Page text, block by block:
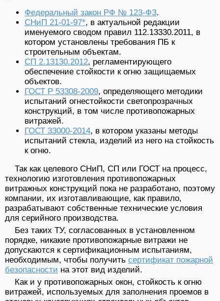
Федеральный закон РФ № 123-ФЗ.
СНиП 21-01-97*, в актуальной редакции
именуемого сводом правил 112.13330.2011, в
котором установлены требования ПБ к
строительным объектам.
СП 2.13130.2012, регламентирующего
обеспечение стойкости к огню защищаемых
объектов.
ГОСТ Р 53308-2009, определяющего методики
испытаний огнестойкости светопрозрачных
конструкций, в том числе противопожарных
витражей.
ГОСТ 33000-2014, в котором указаны методы
испытаний стекла, изделий из него на стойкость
к огню.
Так как целевого СНиП, СП или ГОСТ на процесс,
технологию изготовления противопожарных
витражных конструкций пока не разработано, поэтому
компании, их изготавливающие, как правило,
разрабатывают собственные технические условия
для серийного производства.
Без таких ТУ, согласованных в установленном
порядке, никакие противопожарные витражи не
допускаются к сертификационным испытаниям,
необходимым, чтобы получить сертификат пожарной
безопасности на этот вид изделий.
Как и у противопожарных окон, стойкость к огню
витражей, используемых для заполнения проемов в